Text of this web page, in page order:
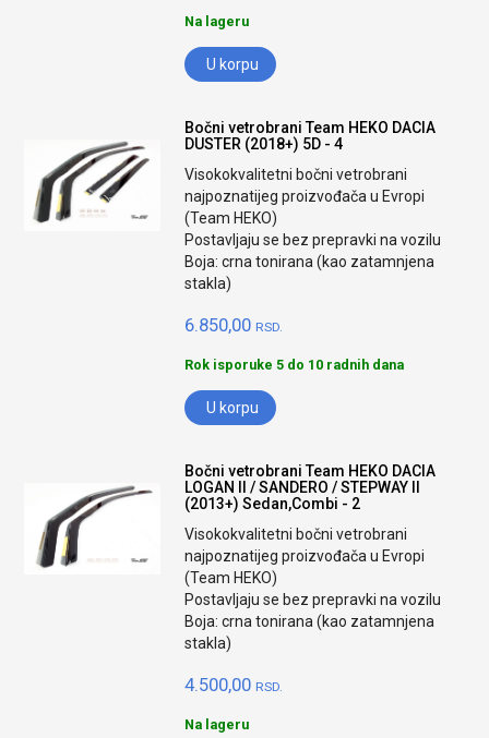
Na lageru
U korpu
Bočni vetrobrani Team HEKO DACIA
DUSTER (2018+) 5D - 4
Visokokvalitetni bočni vetrobrani
najpoznatijeg proizvođača u Evropi
(Team HEKO)
Postavljaju se bez prepravki na vozilu
Boja: crna tonirana (kao zatamnjena
stakla)
6.850,00 RSD.
Rok isporuke 5 do 10 radnih dana
U korpu
Bočni vetrobrani Team HEKO DACIA
LOGAN II / SANDERO / STEPWAY II
(2013+) Sedan,Combi - 2
Visokokvalitetni bočni vetrobrani
najpoznatijeg proizvođača u Evropi
(Team HEKO)
Postavljaju se bez prepravki na vozilu
Boja: crna tonirana (kao zatamnjena
stakla)
4.500,00 RSD.
Na lageru